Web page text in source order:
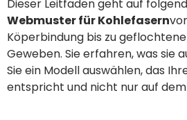
Dieser Leitfaden geht auf
Webmuster für Kohlefasern
Köperbindung bis zu
Geweben. Sie erfahren, was sie
Sie ein Modell auswählen, das
entspricht und nicht nur auf